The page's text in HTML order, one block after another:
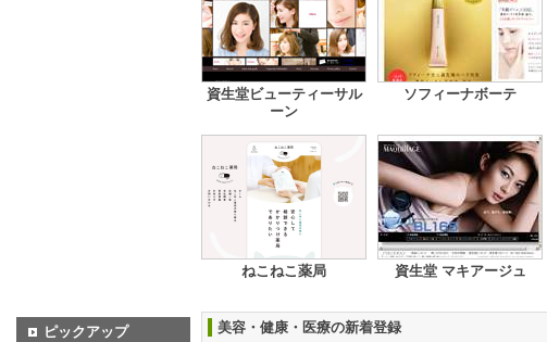
資生堂ビューティーサル
ーン
ソフィーナボーテ
ねこねこ薬局 資生堂 マキアージュ
美容・健康・医療の新着登録
ピックアップ